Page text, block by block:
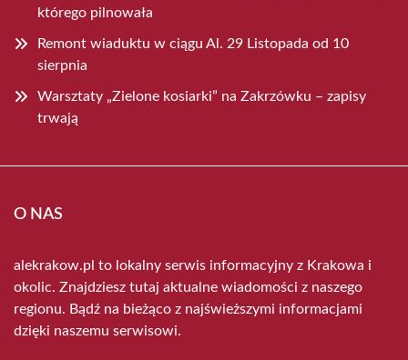
którego pilnowała
Remont wiaduktu w ciągu Al. 29 Listopada od 10
sierpnia
Warsztaty „Zielone kosiarki” na Zakrzówku – zapisy
trwają
O NAS
alekrakow.pl to lokalny serwis informacyjny z Krakowa i
okolic. Znajdziesz tutaj aktualne wiadomości z naszego
regionu. Bądź na bieżąco z najświeższymi informacjami
dzięki naszemu serwisowi.